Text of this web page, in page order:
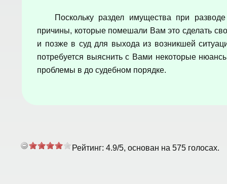
Поскольку раздел имущества при
причины, которые помешали Вам это сделать
и позже в суд для выхода из возникшей
потребуется выяснить с Вами некоторые
проблемы в до судебном порядке.
Рейтинг: 4.9/5, основан на 575 голосах.